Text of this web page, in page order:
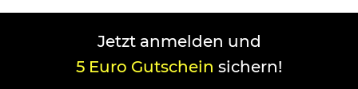
Jetzt anmelden und
5 Euro Gutschein sichern!